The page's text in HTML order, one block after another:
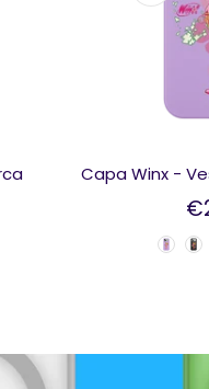
Capa Winx -